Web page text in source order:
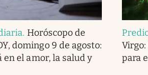
. Horóscopo de
domingo 9 de agosto:
en el amor, la salud y
para